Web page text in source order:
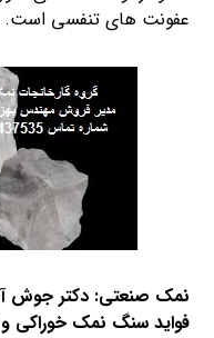
عفونت های تنفسی است.
نمک صنعتی:دکتر جوش
فواید سنگ نمک خوراکی و